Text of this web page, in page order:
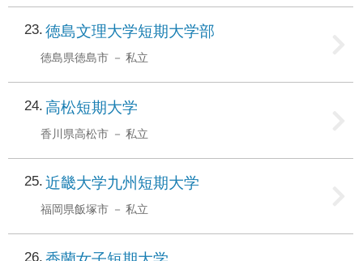
23 徳島文理大学短期大学部
徳島県徳島市 私立
24 高松短期大学
香川県高松市 私立
25 近畿大学九州短期大学
福岡県飯塚市 私立
26